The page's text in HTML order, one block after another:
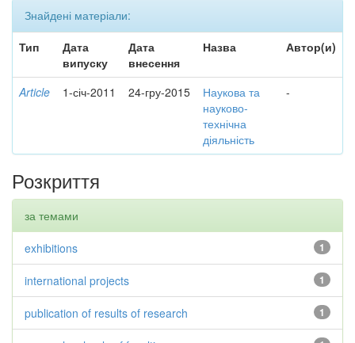
Знайдені матеріали:
Тип
Дата
випуску
Дата
внесення
Назва Автор(и)
Article 1-січ-2011 24-гру-2015
Наукова та
науково-
технічна
діяльність
-
Розкриття
за темами
1
exhibitions
1
international projects
1
publication of results of research